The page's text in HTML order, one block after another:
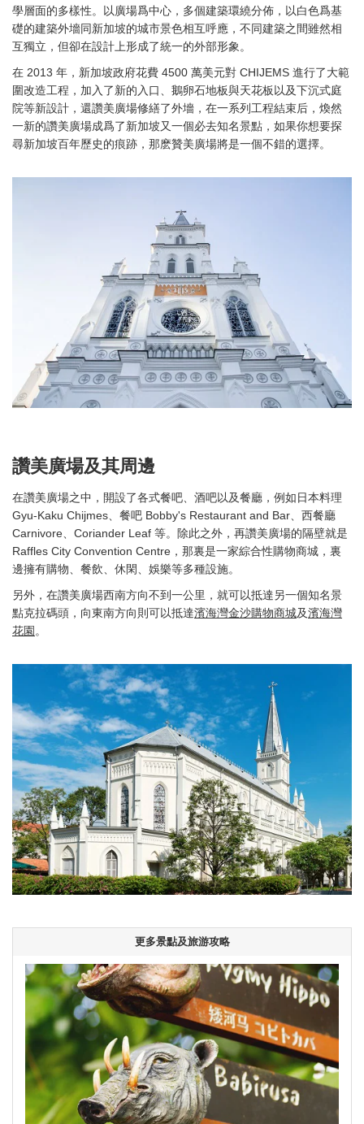
學層面的多樣性。以廣場爲中心，多個建築環繞分佈，以白色爲基
礎的建築外墻同新加坡的城市景色相互呼應，不同建築之間雖然相
互獨立，但卻在設計上形成了統一的外部形象。
在 2013 年，新加坡政府花費 4500 萬美元對 CHIJEMS 進行了大範
圍改造工程，加入了新的入口、鵝卵石地板與天花板以及下沉式庭
院等新設計，還讚美廣場修繕了外墻，在一系列工程結束后，煥然
一新的讚美廣場成爲了新加坡又一個必去知名景點，如果你想要探
尋新加坡百年歷史的痕跡，那麽贊美廣場將是一個不錯的選擇。
讚美廣場及其周邊
在讚美廣場之中，開設了各式餐吧、酒吧以及餐廳，例如日本料理
Gyu-Kaku Chijmes、餐吧 Bobby's Restaurant and Bar、西餐廳
Carnivore、Coriander Leaf 等。除此之外，再讚美廣場的隔壁就是
Raffles City Convention Centre，那裏是一家綜合性購物商城，裏
邊擁有購物、餐飲、休閑、娛樂等多種設施。
另外，在讚美廣場西南方向不到一公里，就可以抵達另一個知名景
點克拉碼頭，向東南方向則可以抵達濱海灣金沙購物商城及濱海灣
花園 。
更多景點及旅游攻略